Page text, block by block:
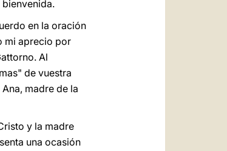
en la oración
mi aprecio por
Al
de vuestra
madre de la
y la madre
una ocasión